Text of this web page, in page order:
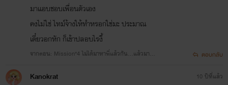
มาแอบชอบเพื่อนตัวเอง
คงไม่ใช่ ไทม์จ้างให้ทำหรอกใช่มะ ประมาณ
เดี๋ยวอกหัก ก็เข้าปลอบไรงี้
จากตอน: Mission*4 ไม่ได้มาหาพี่แล้วกัน...แล้วมาหา
ตอบกลับ
Kanokrat 10 ปีที่แล้ว